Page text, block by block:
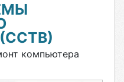
компьютера